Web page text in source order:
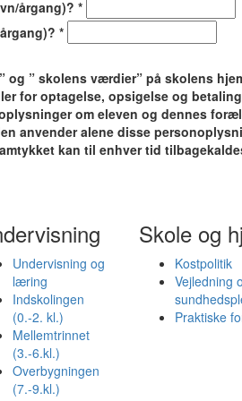
årgang)? *
*
” skolens værdier” på skolens
for optagelse, opsigelse og
om eleven og dennes
anvender alene disse
kan til enhver tid
Undervisning og
læring
Indskolingen
(0.-2. kl.)
Mellemtrinnet
(3.-6.kl.)
Overbygningen
(7.-9.kl.)
Skole og
Kostpolitik
Vejledning
Praktiske